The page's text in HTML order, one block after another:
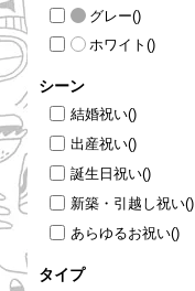
グレー()
ホワイト ()
シーン
結婚祝い()
出産祝い()
誕生日祝い()
新築・引越し祝い()
あらゆるお祝い()
タイプ